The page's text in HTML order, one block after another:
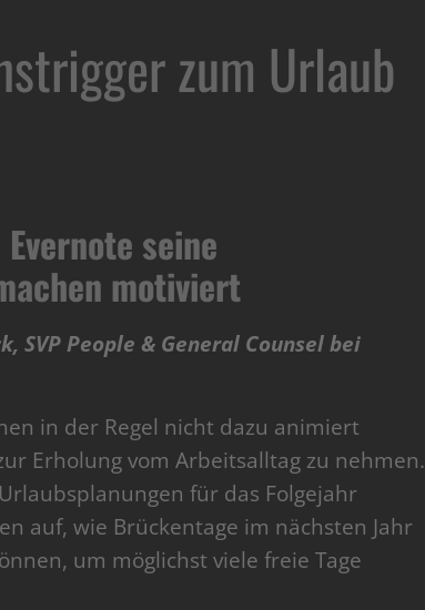
zum Urlaub
seine
motiviert
SVP People & General Counsel bei
in der Regel nicht dazu animiert
Erholung vom Arbeitsalltag zu nehmen.
für das Folgejahr
auf, wie Brückentage im nächsten Jahr
um möglichst viele freie Tage